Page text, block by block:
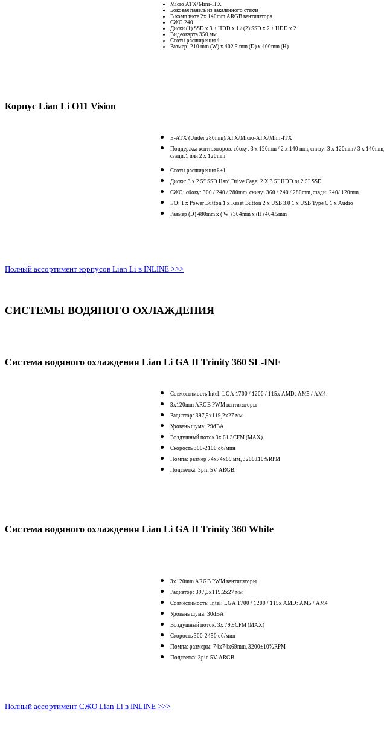
Micro ATX/Mini-ITX
Боковая панель из закаленного стекла
В комплекте 2x 140mm ARGB вентилятора
СЖО 240
Диски (1) SSD x 3 + HDD x 1 / (2) SSD x 2 + HDD x 2
Видеокарта 350 мм
Слоты расширения 4
Размер: 210 mm (W) x 402.5 mm (D) x 400mm (H)
Корпус Lian Li O11 Vision
E-ATX (Under 280mm)/ATX/Micro-ATX/Mini-ITX
Поддержка вентиляторов: сбоку: 3 x 120mm / 2 x 140 mm, снизу: 3 x 120mm / 3 x 140mm,
сзади:1 или 2 x 120mm
Слоты расширения 6+1
Диски: 3 x 2.5” SSD Hard Drive Cage: 2 X 3.5′′ HDD or 2.5′′ SSD
СЖО: сбоку: 360 / 240 / 280mm, снизу: 360 / 240 / 280mm, сзади: 240/ 120mm
I/O: 1 x Power Button 1 x Reset Button 2 x USB 3.0 1 x USB Type C 1 x Audio
Размер (D) 480mm x ( W ) 304mm x (H) 464.5mm
Полный ассортимент корпусов Lian Li в INLINE >>>
СИСТЕМЫ ВОДЯНОГО ОХЛАЖДЕНИЯ
Система водяного охлаждения Lian Li GA II Trinity 360 SL-INF
Совместимость Intel: LGA 1700 / 1200 / 115x AMD: AM5 / AM4.
3x120mm ARGB PWM вентиляторы
Радиатор: 397,5х119,2х27 мм
Уровень шума: 29dBA
Воздушный поток 3х 61.3CFM (MAX)
Скорость 300-2100 об/мин
Помпа: размер 74x74х69 мм, 3200±10%RPM
Подсветка: 3pin 5V ARGB.
Система водяного охлаждения Lian Li GA II Trinity 360 White
3x120mm ARGB PWM вентиляторы
Радиатор: 397,5х119,2х27 мм
Совместимость: Intel: LGA 1700 / 1200 / 115x AMD: AM5 / AM4
Уровень шума: 30dBA
Воздушный поток: 3х 79.9CFM (MAX)
Скорость 300-2450 об/мин
Помпа: размеры: 74x74х69mm, 3200±10%RPM
Подсветка: 3pin 5V ARGB
Полный ассортимент СЖО Lian Li в INLINE >>>